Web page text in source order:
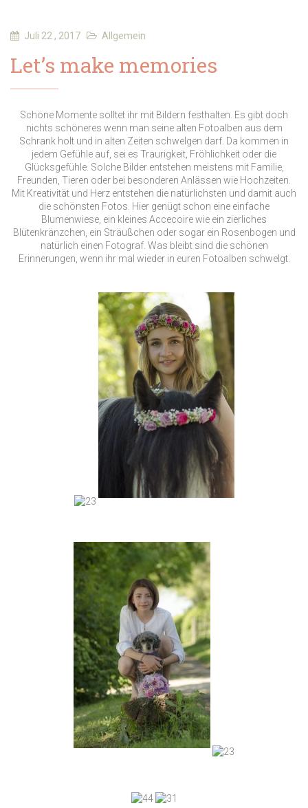
Juli 22 , 2017 Allgemein
Let’s make memories
Schöne Momente solltet ihr mit Bildern festhalten. Es gibt doch
nichts schöneres wenn man seine alten Fotoalben aus dem
Schrank holt und in alten Zeiten schwelgen darf. Da kommen in
jedem Gefühle auf, sei es Traurigkeit, Fröhlichkeit oder die
Glücksgefühle. Solche Bilder entstehen meistens mit Familie,
Freunden, Tieren oder bei besonderen Anlässen wie Hochzeiten.
Mit Kreativität und Herz entstehen die natürlichsten und damit auch
die schönsten Fotos. Hier genügt schon eine einfache
Blumenwiese, ein kleines Accecoire wie ein zierliches
Blütenkränzchen, ein Sträußchen oder sogar ein Rosenbogen und
natürlich einen Fotograf. Was bleibt sind die schönen
Erinnerungen, wenn ihr mal wieder in euren Fotoalben schwelgt.